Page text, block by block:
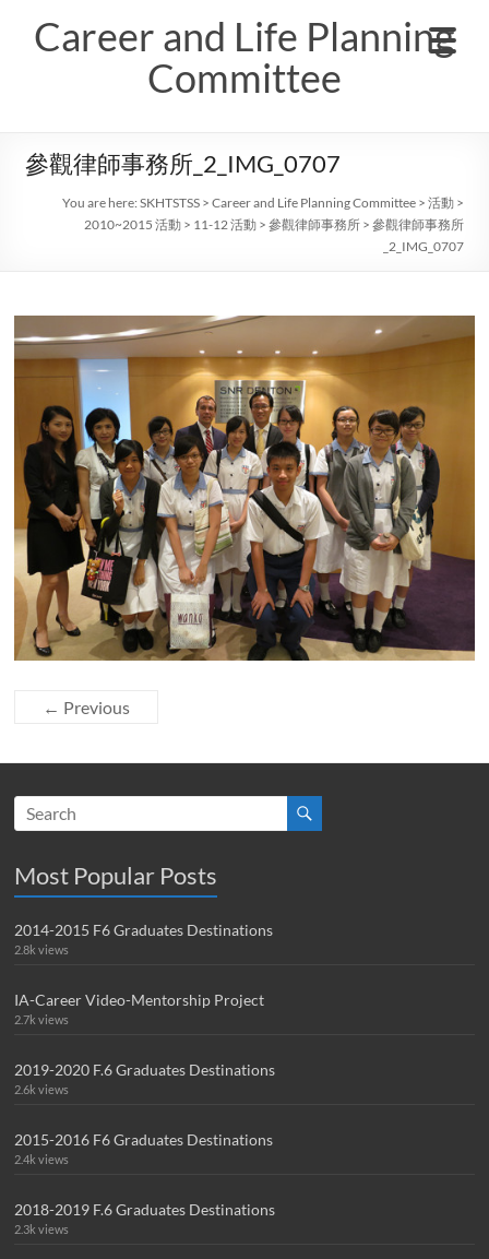
contentCareer and Life Planning
Committee
參觀律師事務所_2_IMG_0707
You are here:SKHTSTSS >Career and Life Planning Committee >活動 >
2010~2015 活動 > 11-12 活動 >參觀律師事務所 >參觀律師事務所
_2_IMG_0707
← Previous
Most Popular Posts
2014-2015 F6 Graduates Destinations
2.8k views
IA-Career Video-Mentorship Project
2.7k views
2019-2020 F.6 Graduates Destinations
2.6k views
2015-2016 F6 Graduates Destinations
2.4k views
2018-2019 F.6 Graduates Destinations
2.3k views